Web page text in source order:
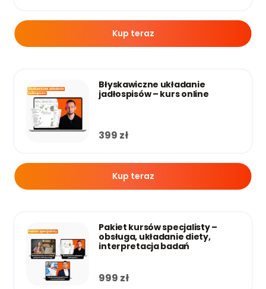
Kup teraz
Błyskawiczne układanie
jadłospisów – kurs online
399 zł
Kup teraz
Pakiet kursów specjalisty –
obsługa, układanie diety,
interpretacja badań
999 zł